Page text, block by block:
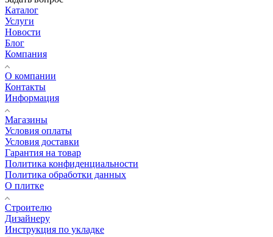
Каталог
Услуги
Новости
Блог
Компания
О компании
Контакты
Информация
Магазины
Условия оплаты
Условия доставки
Гарантия на товар
Политика конфиденциальности
Политика обработки данных
О плитке
Строителю
Дизайнеру
Инструкция по укладке